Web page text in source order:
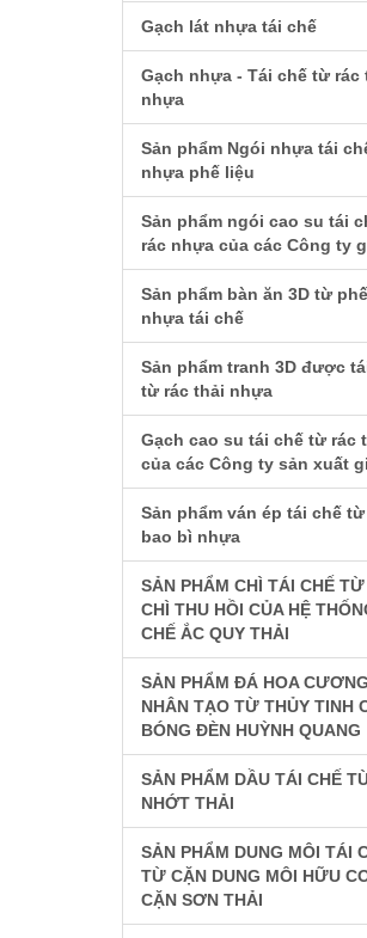
Gạch lát nhựa tái chế
Gạch nhựa - Tái chế từ rác
nhựa
Sản phẩm Ngói nhựa tái
nhựa phế liệu
Sản phẩm ngói cao su tái
rác nhựa của các Công ty
Sản phẩm bàn ăn 3D từ
nhựa tái chế
Sản phẩm tranh 3D được
từ rác thải nhựa
Gạch cao su tái chế từ rác
của các Công ty sản xuất
Sản phẩm ván ép tái chế
bao bì nhựa
SẢN PHẨM CHÌ TÁI CHẾ
CHÌ THU HỒI CỦA HỆ
CHẾ ẮC QUY THẢI
SẢN PHẨM ĐÁ HOA CƯƠNG
NHÂN TẠO TỪ THỦY TINH
BÓNG ĐÈN HUỲNH QUANG
SẢN PHẨM DẦU TÁI CHẾ
NHỚT THẢI
SẢN PHẨM DUNG MÔI TÁI
TỪ CẶN DUNG MÔI HỮU
CẶN SƠN THẢI